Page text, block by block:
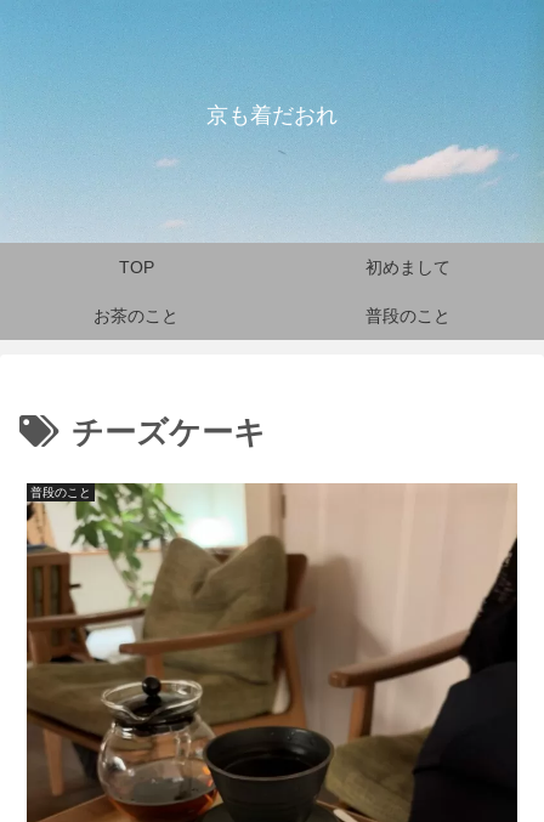
京も着だおれ
TOP 初めまして
お茶のこと 普段のこと
チーズケーキ
普段のこと